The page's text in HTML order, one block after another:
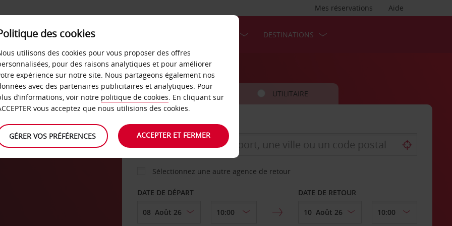
Aide
Mes réservations
LIBRE-SERVICE DESTINATIONS
VOITURE UTILITAIRE
AGENCE DE DÉPART
Sélectionnez une autre agence de retour
DATE DE DÉPART DATE DE RETOUR
des cookies
utilisons des cookies pour vous proposer des offres
pour des raisons analytiques et pour améliorer
expérience sur notre site. Nous partageons également nos
avec des partenaires publicitaires et analytiques. Pour
d’informations, voir notre politique de cookies. En cliquant sur
vous acceptez que nous utilisions des cookies.
GÉRER VOS PRÉFÉRENCES ACCEPTER ET FERMER